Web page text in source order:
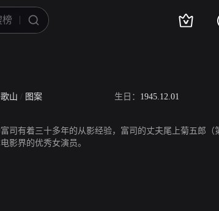
山 / 图案 生日： 1945.12.01
司有着三十多年的从影经验，富司的丈夫尾上菊五郎（
影界的优秀女演员。